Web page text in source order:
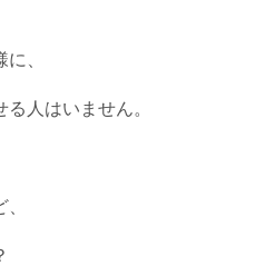
、
人はいません。